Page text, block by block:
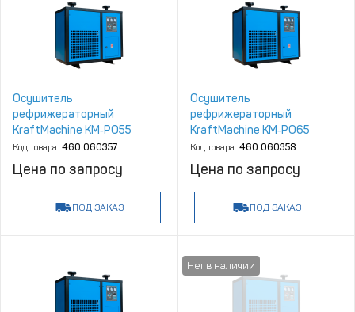
Осушитель
рефрижераторный
KraftMachine КМ‑РО55
Код товара: 460.060357
Цена по запросу
ПОД ЗАКАЗ
Осушитель
рефрижераторный
KraftMachine КМ‑РО65
Код товара: 460.060358
Цена по запросу
ПОД ЗАКАЗ